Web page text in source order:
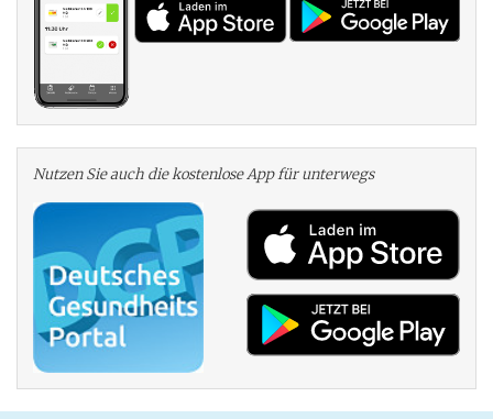
Nutzen Sie auch die kosten­lose App für unterwegs